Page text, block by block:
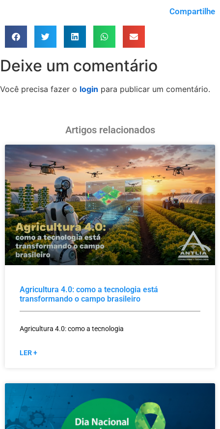
Compartilhe
Deixe um comentário
Você precisa fazer o login para publicar um comentário.
Artigos relacionados
Agricultura 4.0: como a tecnologia está
transformando o campo brasileiro
Agricultura 4.0: como a tecnologia
LER +